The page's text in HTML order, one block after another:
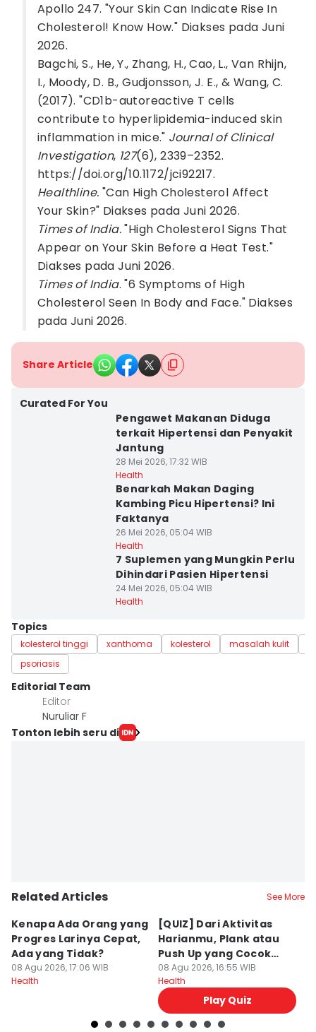
Apollo 247. "Your Skin Can Indicate Rise In
Cholesterol! Know How." Diakses pada Juni
2026.
Bagchi, S., He, Y., Zhang, H., Cao, L., Van Rhijn,
I., Moody, D. B., Gudjonsson, J. E., & Wang, C.
(2017). "CD1b-autoreactive T cells
contribute to hyperlipidemia-induced skin
inflammation in mice." Journal of Clinical
Investigation, 127(6), 2339–2352.
https://doi.org/10.1172/jci92217.
Healthline. "Can High Cholesterol Affect
Your Skin?" Diakses pada Juni 2026.
Times of India."High Cholesterol Signs That
Appear on Your Skin Before a Heat Test."
Diakses pada Juni 2026.
Times of India. "6 Symptoms of High
Cholesterol Seen In Body and Face." Diakses
pada Juni 2026.
Share Article
Curated For You
Pengawet Makanan Diduga
terkait Hipertensi dan Penyakit
Jantung
28 Mei 2026, 17:32 WIB
Health
Benarkah Makan Daging
Kambing Picu Hipertensi? Ini
Faktanya
26 Mei 2026, 05:04 WIB
Health
7 Suplemen yang Mungkin Perlu
Dihindari Pasien Hipertensi
24 Mei 2026, 05:04 WIB
Health
Topics
kolesterol tinggi xanthoma kolesterol masalah kulit
psoriasis
Editorial Team
Editor
Nuruliar F
Tonton lebih seru di
Related Articles See More
Kenapa Ada Orang yang
Progres Larinya Cepat,
Ada yang Tidak?
08 Agu 2026, 17:06 WIB
Health
[QUIZ] Dari Aktivitas
Harianmu, Plank atau
Push Up yang Cocok
Buatmu?
08 Agu 2026, 16:55 WIB
Health
Play Quiz